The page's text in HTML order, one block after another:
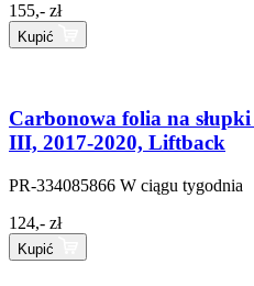
155,- zł
Kupić
Carbonowa folia na
III, 2017-2020, Liftback
PR-334085866 W ciągu tygodnia
124,- zł
Kupić